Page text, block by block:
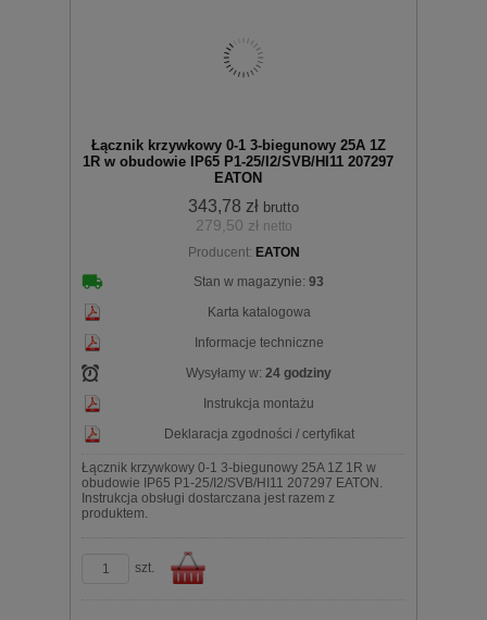
koszyka
Łącznik krzywkowy 0-1 3-biegunowy 25A 1Z
1R w obudowie IP65 P1-25/I2/SVB/HI11 207297
EATON
343,78 zł brutto
279,50 zł netto
Producent: EATON
Stan w magazynie: 93
Karta katalogowa
Informacje techniczne
Wysyłamy w: 24 godziny
Instrukcja montażu
Deklaracja zgodności / certyfikat
Łącznik krzywkowy 0-1 3-biegunowy 25A 1Z 1R w
obudowie IP65 P1-25/I2/SVB/HI11 207297 EATON.
Instrukcja obsługi dostarczana jest razem z
produktem.
szt.